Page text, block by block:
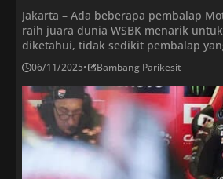
Jakarta – Ada beberapa pembalap
raih juara dunia WSBK menarik
diketahui, tidak sedikit pembalap
setelah memutuskan pensiun dari
pembalap tersebut diantaranya
(2014) Sylvain Guintoli pernah
bersama tim Aprilia pada tahun 2014.
16 podium termasuk […]
06/11/2025• Bambang Parikesit